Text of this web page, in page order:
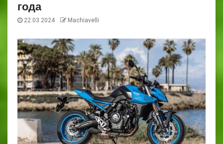
года
22.03.2024 Machiavelli